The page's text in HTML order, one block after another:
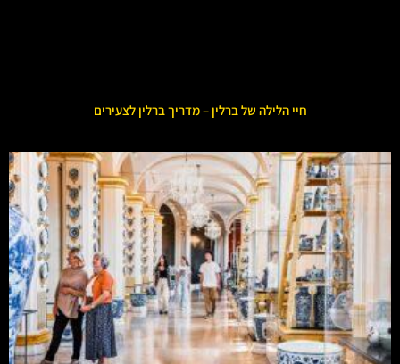
חיי הלילה של ברלין – מדריך ברלין לצעירים